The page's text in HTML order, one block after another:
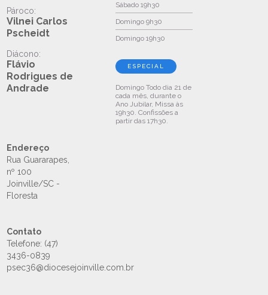
Pároco:
Vilnei Carlos
Pscheidt
Diácono:
Flávio
Rodrigues de
Andrade
Sábado19h30
Domingo9h30
Domingo19h30
ESPECIAL
DomingoTodo dia 21 de
cada mês, durante o
Ano Jubilar, Missa às
19h30. Confissões a
partir das 17h30.
Endereço
Rua Guararapes,
nº 100
Joinville/SC -
Floresta
Contato
Telefone: (47)
3436-0839
psec36@diocesejoinville.com.br